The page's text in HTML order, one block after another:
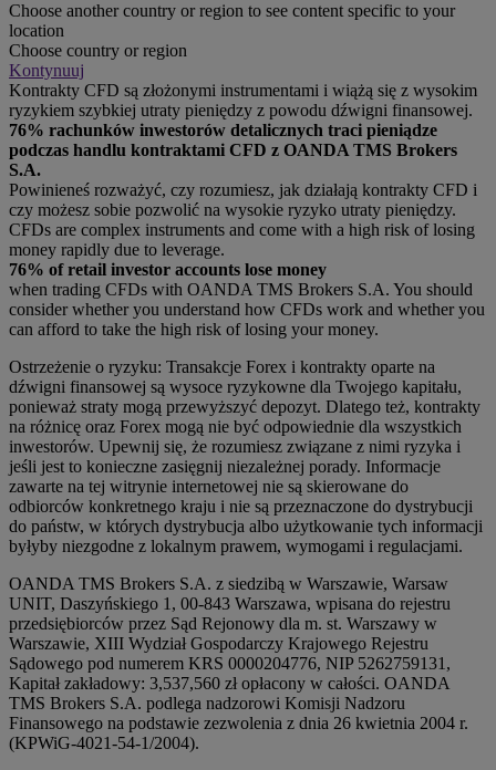
Choose another country or region to see content specific to your
location
Choose country or region
Kontynuuj
Kontrakty CFD są złożonymi instrumentami i wiążą się z wysokim
ryzykiem szybkiej utraty pieniędzy z powodu dźwigni finansowej.
76% rachunków inwestorów detalicznych traci pieniądze
podczas handlu kontraktami CFD z OANDA TMS Brokers
S.A.
Powinieneś rozważyć, czy rozumiesz, jak działają kontrakty CFD i
czy możesz sobie pozwolić na wysokie ryzyko utraty pieniędzy.
CFDs are complex instruments and come with a high risk of losing
money rapidly due to leverage.
76% of retail investor accounts lose money
when trading CFDs with OANDA TMS Brokers S.A. You should
consider whether you understand how CFDs work and whether you
can afford to take the high risk of losing your money.
Ostrzeżenie o ryzyku: Transakcje Forex i kontrakty oparte na
dźwigni finansowej są wysoce ryzykowne dla Twojego kapitału,
ponieważ straty mogą przewyższyć depozyt. Dlatego też, kontrakty
na różnicę oraz Forex mogą nie być odpowiednie dla wszystkich
inwestorów. Upewnij się, że rozumiesz związane z nimi ryzyka i
jeśli jest to konieczne zasięgnij niezależnej porady. Informacje
zawarte na tej witrynie internetowej nie są skierowane do
odbiorców konkretnego kraju i nie są przeznaczone do dystrybucji
do państw, w których dystrybucja albo użytkowanie tych informacji
byłyby niezgodne z lokalnym prawem, wymogami i regulacjami.
OANDA TMS Brokers S.A. z siedzibą w Warszawie, Warsaw
UNIT, Daszyńskiego 1, 00-843 Warszawa, wpisana do rejestru
przedsiębiorców przez Sąd Rejonowy dla m. st. Warszawy w
Warszawie, XIII Wydział Gospodarczy Krajowego Rejestru
Sądowego pod numerem KRS 0000204776, NIP 5262759131,
Kapitał zakładowy: 3,537,560 zł opłacony w całości. OANDA
TMS Brokers S.A. podlega nadzorowi Komisji Nadzoru
Finansowego na podstawie zezwolenia z dnia 26 kwietnia 2004 r.
(KPWiG-4021-54-1/2004).